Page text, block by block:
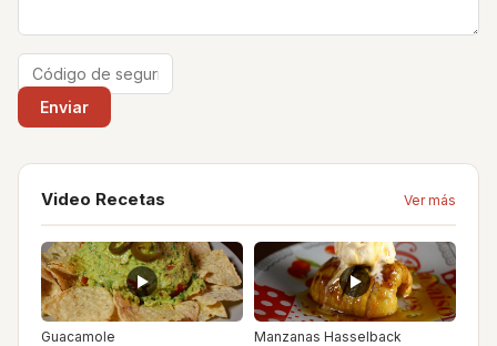
Video Recetas Ver más
Guacamole Manzanas Hasselback